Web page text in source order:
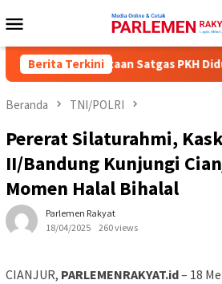
ke
Mobile
Berita Terkini
Lahan Sitaan Satgas PKH
Beranda TNI/POLRI
Pererat Silaturahmi,
II/Bandung Kunjungi
Momen Halal Bihalal
Parlemen Rakyat
18/04/2025
260 views
CIANJUR, PARLEMENRAKYAT.id– 18